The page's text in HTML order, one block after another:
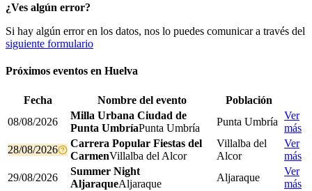
¿Ves algún error?
Si hay algún error en los datos, nos lo puedes comunicar a través del
siguiente formulario
Próximos eventos en Huelva
Fecha Nombre del evento
Población
08/08/2026
Milla Urbana Ciudad de
Punta UmbríaPunta Umbría
Punta Umbría
Ver
más
28/08/2026
Carrera Popular Fiestas del
CarmenVillalba del Alcor
Villalba del
Alcor
Ver
más
29/08/2026
Summer Night
AljaraqueAljaraque
Aljaraque
Ver
más